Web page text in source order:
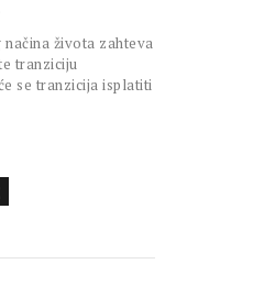
života zahteva
tranziciju
se tranzicija isplatiti